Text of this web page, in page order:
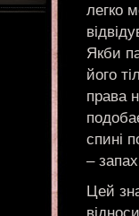
легко
Якби
його
права
спині
–
Цей